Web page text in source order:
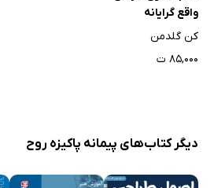
واقع گرایانه
کن گلدمن
۸۵,۰۰۰ ت
دیگر کتاب‌های پیمانه پاکیزه روح